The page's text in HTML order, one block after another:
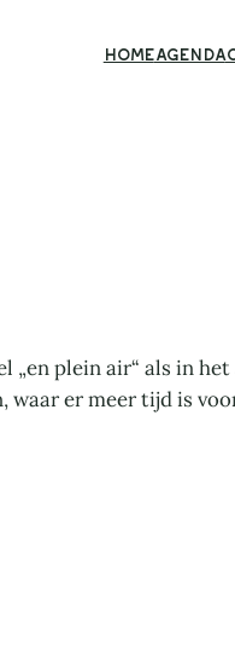
HomeAgenda
„en plein air“ als in
er meer tijd is